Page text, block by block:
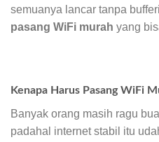
semuanya lancar tanpa
pasang WiFi murah yang
Kenapa Harus Pasang WiFi
Banyak orang masih ragu
padahal internet stabil itu